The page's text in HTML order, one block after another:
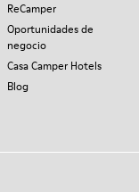
ReCamper
Oportunidades de
negocio
Casa Camper Hotels
Blog